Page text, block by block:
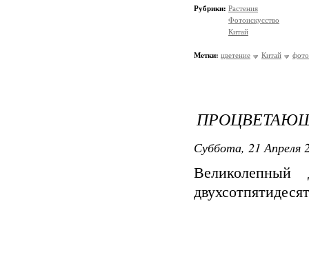
Рубрики: Растения
Фотоискусство
Китай
Метки: цветение Китай
Суббота, 21 Апреля
Великолепный